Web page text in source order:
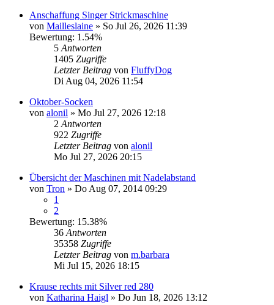
Anschaffung Singer Strickmaschine
von Mailleslaine » So Jul 26, 2026 11:39
Bewertung: 1.54%
5 Antworten
1405 Zugriffe
Letzter Beitrag von FluffyDog
Di Aug 04, 2026 11:54
Oktober-Socken
von alonil » Mo Jul 27, 2026 12:18
2 Antworten
922 Zugriffe
Letzter Beitrag von alonil
Mo Jul 27, 2026 20:15
Übersicht der Maschinen mit Nadelabstand
von Tron » Do Aug 07, 2014 09:29
1
2
Bewertung: 15.38%
36 Antworten
35358 Zugriffe
Letzter Beitrag von m.barbara
Mi Jul 15, 2026 18:15
Krause rechts mit Silver red 280
von Katharina Haigl » Do Jun 18, 2026 13:12